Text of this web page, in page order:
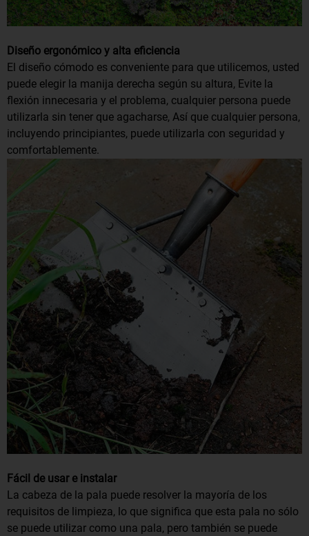
Diseño ergonómico y alta eficiencia
El diseño cómodo es conveniente para que utilicemos, usted
puede elegir la manija derecha según su altura, Evite la
flexión innecesaria y el problema, cualquier persona puede
utilizarla sin tener que agacharse, Así que cualquier persona,
incluyendo principiantes, puede utilizarla con seguridad y
comfortablemente.
Fácil de usar e instalar
La cabeza de la pala puede resolver la mayoría de los
requisitos de limpieza, lo que significa que esta pala no sólo
se puede utilizar como una pala, pero también se puede